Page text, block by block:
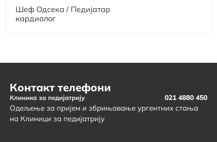
Шеф Одсека / Педијатар
кардиолог
Контакт телефони
Клиника за педијатрију 021 4880 450
Одељење за пријем и збрињавање ургентних стања
на Клиници за педијатрију